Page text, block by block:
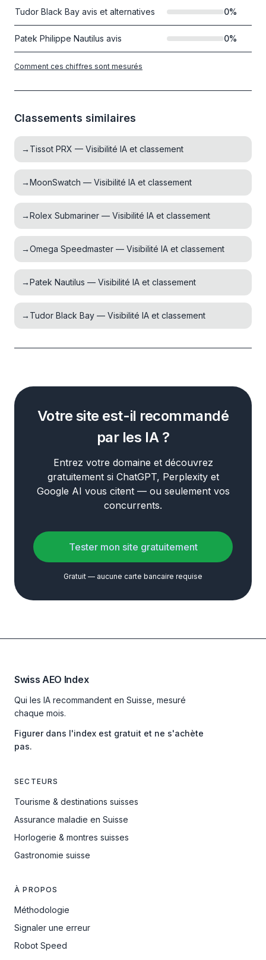
Tudor Black Bay avis et alternatives 0%
Patek Philippe Nautilus avis 0%
Comment ces chiffres sont mesurés
Classements similaires
→ Tissot PRX — Visibilité IA et classement
→MoonSwatch — Visibilité IA et classement
→Rolex Submariner — Visibilité IA et classement
→Omega Speedmaster — Visibilité IA et classement
→Patek Nautilus — Visibilité IA et classement
→ Tudor Black Bay — Visibilité IA et classement
Votre site est-il recommandé
par les IA ?
Entrez votre domaine et découvrez
gratuitement si ChatGPT, Perplexity et
Google AI vous citent — ou seulement vos
concurrents.
Tester mon site gratuitement
Gratuit — aucune carte bancaire requise
Swiss AEO Index
Qui les IA recommandent en Suisse, mesuré
chaque mois.
Figurer dans l'index est gratuit et ne s'achète
pas.
SECTEURS
Tourisme & destinations suisses
Assurance maladie en Suisse
Horlogerie & montres suisses
Gastronomie suisse
À PROPOS
Méthodologie
Signaler une erreur
Robot Speed